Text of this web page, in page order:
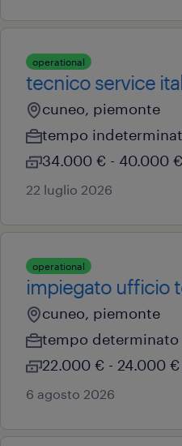
operational
tecnico service
cuneo, piemonte
tempo
34.000 € - 40.000
22 luglio 2026
operational
impiegato ufficio
cuneo, piemonte
tempo determinato
22.000 € - 24.000
6 agosto 2026